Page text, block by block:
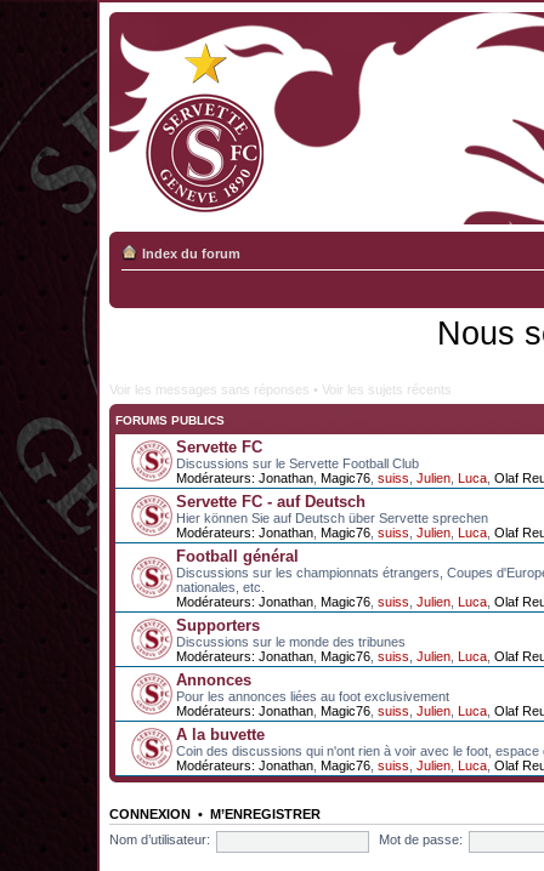
Index du forum
Nous
Voir les messages sans réponses • Voir les sujets récents
FORUMS PUBLICS
Servette FC
Discussions sur le Servette Football Club
Modérateurs: Jonathan Magic76 suiss Julien Luca Olaf
Servette FC - auf Deutsch
Hier können Sie auf Deutsch über Servette sprechen
Modérateurs: Jonathan Magic76 suiss Julien Luca Olaf
Football général
Discussions sur les championnats étrangers, Coupes
nationales, etc.
Modérateurs: Jonathan Magic76 suiss Julien Luca Olaf
Supporters
Discussions sur le monde des tribunes
Modérateurs: Jonathan Magic76 suiss Julien Luca Olaf
Annonces
Pour les annonces liées au foot exclusivement
Modérateurs: Jonathan Magic76 suiss Julien Luca Olaf
A la buvette
Coin des discussions qui n'ont rien à voir avec le foot, espace
Modérateurs: Jonathan Magic76 suiss Julien Luca Olaf
CONNEXION • M’ENREGISTRER
Nom d’utilisateur:
Mot de passe: